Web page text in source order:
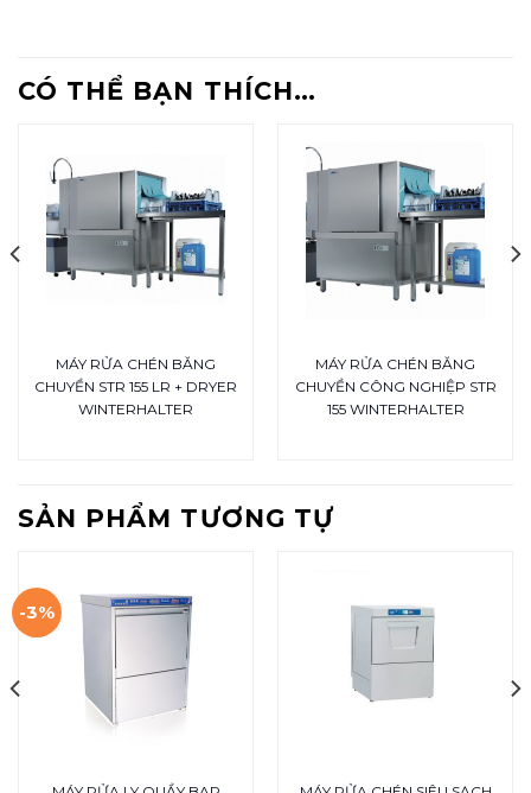
CÓ THỂ BẠN THÍCH…
MÁY RỬA CHÉN BĂNG
CHUYỀN STR 155 LR + DRYER
WINTERHALTER
MÁY RỬA CHÉN BĂNG
CHUYỀN CÔNG NGHIỆP STR
155 WINTERHALTER
SẢN PHẨM TƯƠNG TỰ
-3%